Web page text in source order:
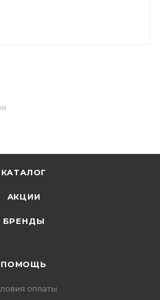
КАТАЛОГ
АКЦИИ
БРЕНДЫ
ПОМОЩЬ
оплаты